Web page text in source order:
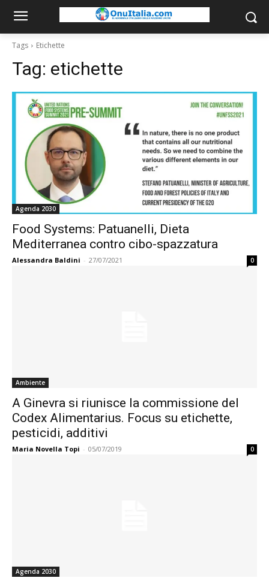
Tags Etichette
Tag: etichette
Agenda 2030
Food Systems: Patuanelli, Dieta
Mediterranea contro cibo-spazzatura
Alessandra Baldini - 27/07/2021 0
Ambiente
A Ginevra si riunisce la commissione del
Codex Alimentarius. Focus su etichette,
pesticidi, additivi
Maria Novella Topi - 05/07/2019 0
Agenda 2030